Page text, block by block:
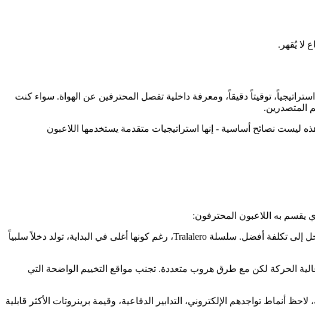
توقيتاً دقيقاً، ومعرفة داخلية تفصل المحترفين عن الهواة. سواء كنت
هذه ليست نصائح أساسية - إنها استراتيجيات متقدمة يستخدمها اللاعبون
يقسم به اللاعبون المحترفون:
بدلاً من شراء أرخص برينروت متاح، استثمر في عناصر متوسطة المستوى تقدم نسب دخل إلى تكلفة أفضل. سلسلة Tralalero، رغم كونها أغلى في البداية، تولد دخلاً سلبياً
الحركة لكن مع طرق هروب متعددة. تجنب مواقع التخييم الواضحة التي
تواجدهم الإلكتروني، التدابير الدفاعية، وقيمة برينروتات الأكثر قابلية